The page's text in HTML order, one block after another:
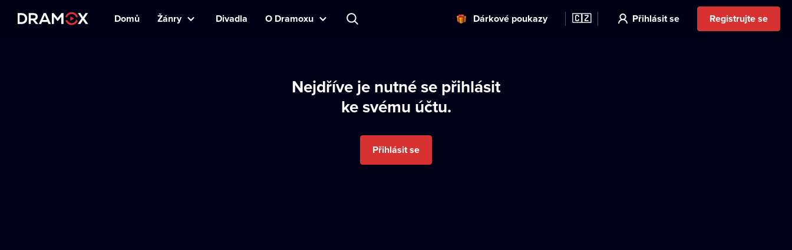
Domů Žánry Divadla O Dramoxu Dárkové poukazy 🇨🇿 Přihlásit se Registrujte se
Nejdříve je nutné se přihlásit
ke svému účtu.
Přihlásit se